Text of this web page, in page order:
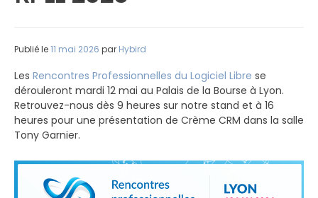
Publié le11 mai 2026 par Hybird
Les Rencontres Professionnelles du Logiciel Libre se
dérouleront mardi 12 mai au Palais de la Bourse à Lyon.
Retrouvez-nous dès 9 heures sur notre stand et à 16
heures pour une présentation de Crème CRM dans la salle
Tony Garnier.